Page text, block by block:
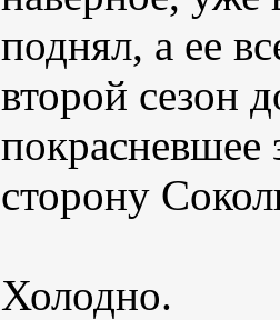
поднял, а ее
второй сезон
покрасневшее
сторону
Холодно.